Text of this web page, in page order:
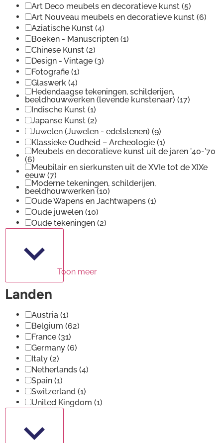
Art Deco meubels en decoratieve kunst (5)
Art Nouveau meubels en decoratieve kunst (6)
Aziatische Kunst (4)
Boeken - Manuscripten (1)
Chinese Kunst (2)
Design - Vintage (3)
Fotografie (1)
Glaswerk (4)
Hedendaagse tekeningen, schilderijen,
beeldhouwwerken (levende kunstenaar) (17)
Indische Kunst (1)
Japanse Kunst (2)
Juwelen (Juwelen - edelstenen) (9)
Klassieke Oudheid – Archeologie (1)
Meubels en decoratieve kunst uit de jaren ’40-’70
(6)
Meubilair en sierkunsten uit de XVIe tot de XIXe
eeuw (7)
Moderne tekeningen, schilderijen,
beeldhouwwerken (10)
Oude Wapens en Jachtwapens (1)
Oude juwelen (10)
Oude tekeningen (2)
Toon meer
Landen
Austria (1)
Belgium (62)
France (31)
Germany (6)
Italy (2)
Netherlands (4)
Spain (1)
Switzerland (1)
United Kingdom (1)